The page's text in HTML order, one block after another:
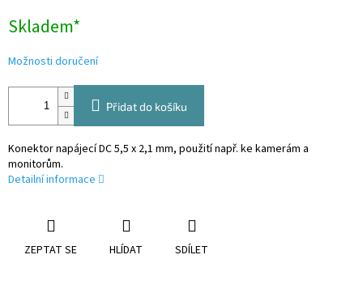
cena:
Skladem*
Možnosti doručení
Přidat do košíku
Konektor napájecí DC 5,5 x 2,1 mm, použití např. ke kamerám a
monitorům.
Detailní informace
ZEPTAT SE HLÍDAT SDÍLET